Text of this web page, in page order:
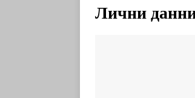
Лични